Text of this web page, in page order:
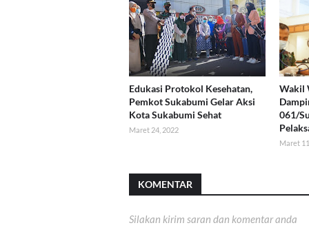
Edukasi Protokol Kesehatan,
Pemkot Sukabumi Gelar Aksi
Kota Sukabumi Sehat
Maret 24, 2022
Wakil
061/
Maret
KOMENTAR
Silakan kirim saran dan komentar anda